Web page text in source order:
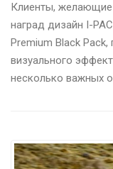
Клиенты,
наград дизайн I-
Premium Black
визуального
несколько важных